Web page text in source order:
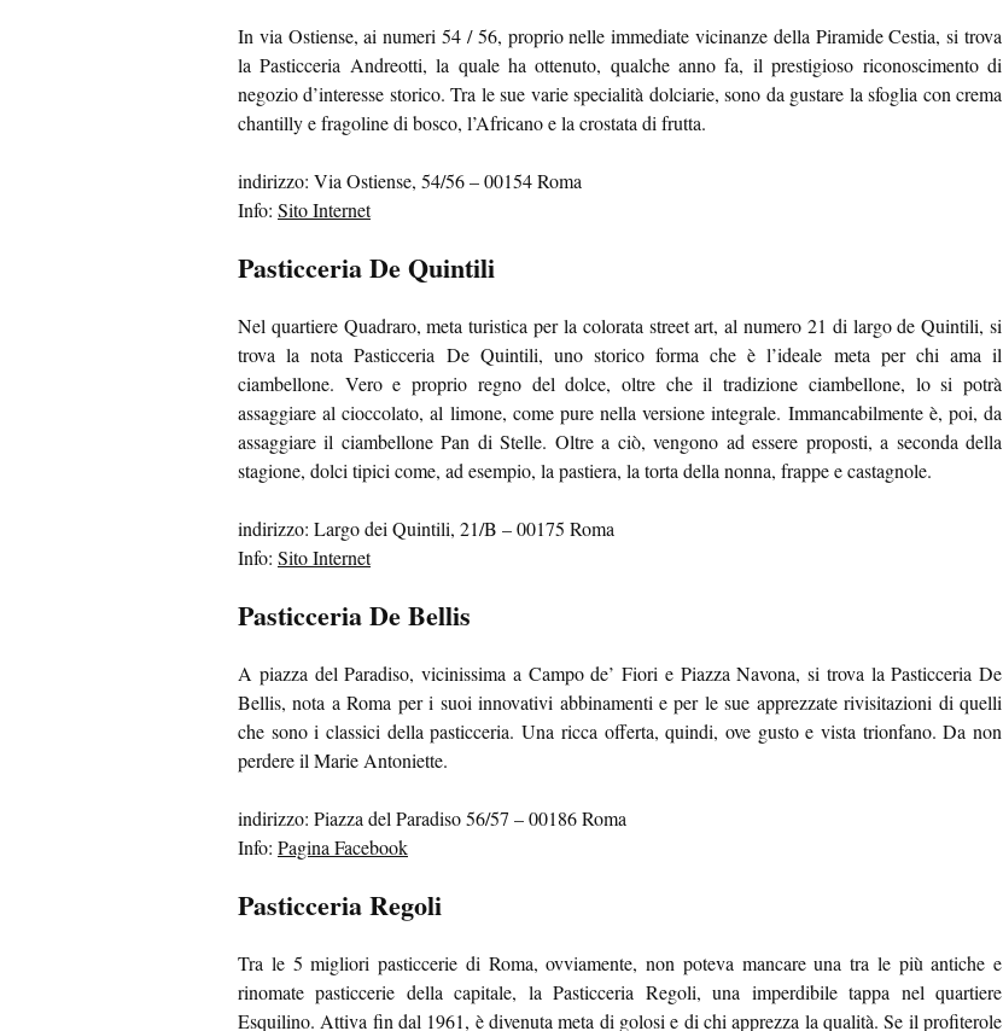
In via Ostiense, ai numeri 54 / 56, proprio nelle immediate vicinanze della Piramide Cestia, si trova
la Pasticceria Andreotti, la quale ha ottenuto, qualche anno fa, il prestigioso riconoscimento di
negozio d’interesse storico. Tra le sue varie specialità dolciarie, sono da gustare la sfoglia con crema
chantilly e fragoline di bosco, l’Africano e la crostata di frutta.
indirizzo: Via Ostiense, 54/56 – 00154 Roma
Info: Sito Internet
Pasticceria De Quintili
Nel quartiere Quadraro, meta turistica per la colorata street art, al numero 21 di largo de Quintili, si
trova la nota Pasticceria De Quintili, uno storico forma che è l’ideale meta per chi ama il
ciambellone. Vero e proprio regno del dolce, oltre che il tradizione ciambellone, lo si potrà
assaggiare al cioccolato, al limone, come pure nella versione integrale. Immancabilmente è, poi, da
assaggiare il ciambellone Pan di Stelle. Oltre a ciò, vengono ad essere proposti, a seconda della
stagione, dolci tipici come, ad esempio, la pastiera, la torta della nonna, frappe e castagnole.
indirizzo: Largo dei Quintili, 21/B – 00175 Roma
Info: Sito Internet
Pasticceria De Bellis
A piazza del Paradiso, vicinissima a Campo de’ Fiori e Piazza Navona, si trova la Pasticceria De
Bellis, nota a Roma per i suoi innovativi abbinamenti e per le sue apprezzate rivisitazioni di quelli
che sono i classici della pasticceria. Una ricca offerta, quindi, ove gusto e vista trionfano. Da non
perdere il Marie Antoniette.
indirizzo: Piazza del Paradiso 56/57 – 00186 Roma
Info: Pagina Facebook
Pasticceria Regoli
Tra le 5 migliori pasticcerie di Roma, ovviamente, non poteva mancare una tra le più antiche e
rinomate pasticcerie della capitale, la Pasticceria Regoli, una imperdibile tappa nel quartiere
Esquilino. Attiva fin dal 1961, è divenuta meta di golosi e di chi apprezza la qualità. Se il profiterole